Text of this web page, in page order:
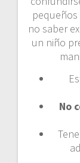
no saber
un niño
No